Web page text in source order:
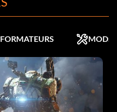
FORMATEURS MODS